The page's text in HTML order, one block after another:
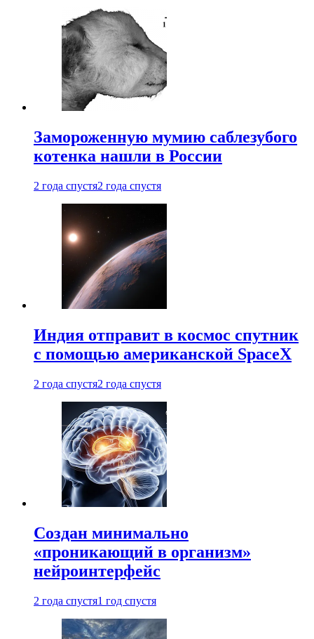
Замороженную мумию саблезубого
котенка нашли в России
2 года спустя2 года спустя
Индия отправит в космос спутник
с помощью американской SpaceX
2 года спустя2 года спустя
Создан минимально
«проникающий в организм»
нейроинтерфейс
2 года спустя1 год спустя